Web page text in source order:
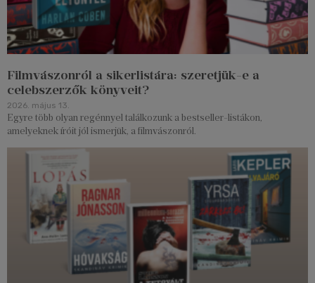
Filmvászonról a sikerlistára: szeretjük-e a
celebszerzők könyveit?
2026. május 13.
Egyre több olyan regénnyel találkozunk a bestseller-listákon,
amelyeknek íróit jól ismerjük, a filmvászonról.